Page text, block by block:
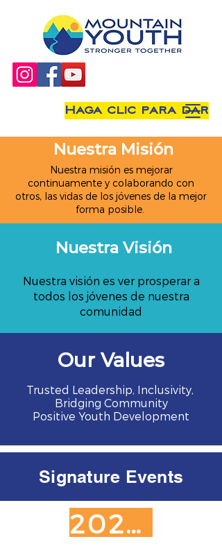
Nuestra Misión
Nuestra misión es mejorar
continuamente y colaborando con
otros, las vidas de los jóvenes de la mejor
forma posible.
Nuestra Visión
Nuestra visión es ver prosperar a
todos los jóvenes de nuestra
comunidad
Our Values
Trusted Leadership, Inclusivity,
Bridging Community
Positive Youth Development
Haga clic para dar
Signature Events
2026 SPONSORSHIP OPPORTUNITIES